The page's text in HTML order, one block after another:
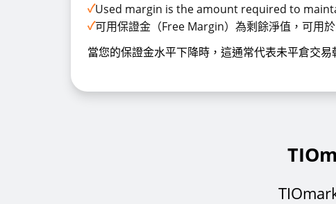
✓Used margin is the amount required to
✓可用保證金（Free Margin）為剩餘淨值，可用
當您的保證金水平下降時，這通常代表未平倉交